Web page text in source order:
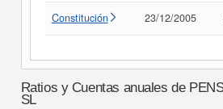
Constitución 23/12/2005
Ratios y Cuentas anuales de
SL